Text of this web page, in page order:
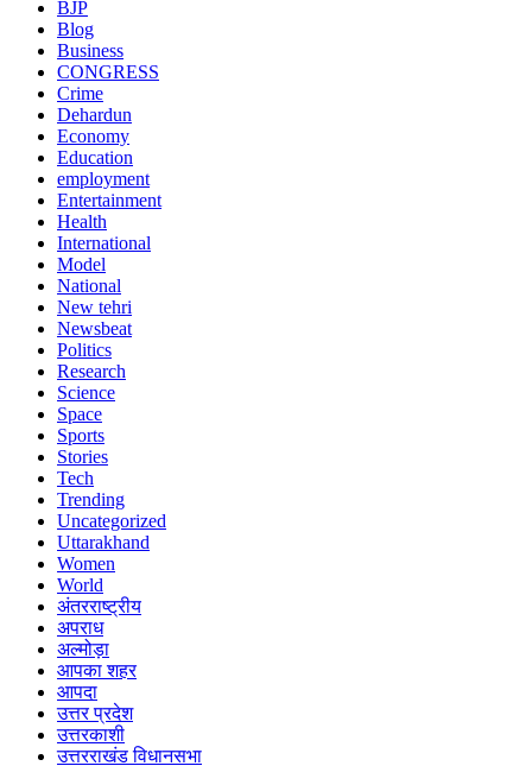
BJP
Blog
Business
CONGRESS
Crime
Dehardun
Economy
Education
employment
Entertainment
Health
International
Model
National
New tehri
Newsbeat
Politics
Research
Science
Space
Sports
Stories
Tech
Trending
Uncategorized
Uttarakhand
Women
World
अंतरराष्ट्रीय
अपराध
अल्मोड़ा
आपका शहर
आपदा
उत्तर प्रदेश
उत्तरकाशी
उत्तरराखंड विधानसभा